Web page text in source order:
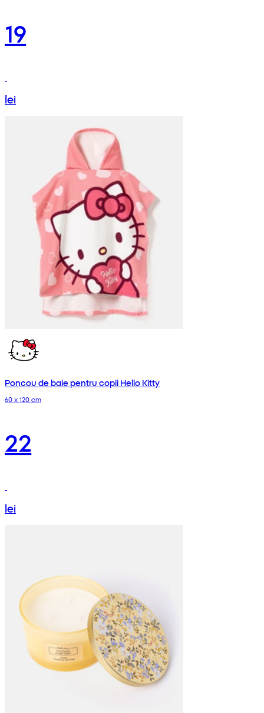
19
lei
Poncou de baie pentru copii Hello Kitty
60 x 120 cm
22
lei